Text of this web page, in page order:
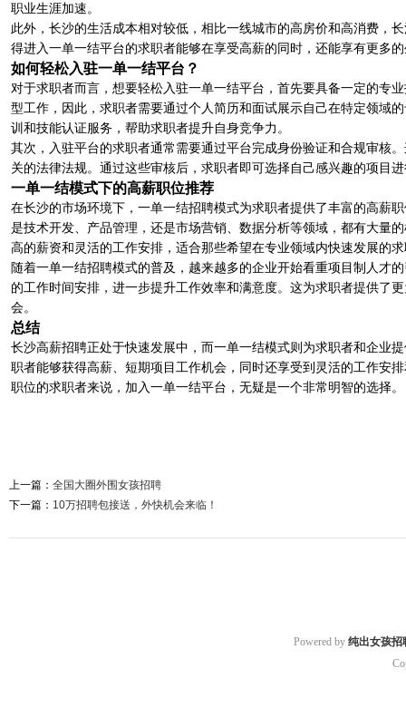
职业生涯加速。
此外，长沙的生活成本相对较低，相比一线城市的高房价和高消费，
得进入一单一结平台的求职者能够在享受高薪的同时，还能享有更多
如何轻松入驻一单一结平台？
对于求职者而言，想要轻松入驻一单一结平台，首先要具备一定的专
型工作，因此，求职者需要通过个人简历和面试展示自己在特定领域
训和技能认证服务，帮助求职者提升自身竞争力。
其次，入驻平台的求职者通常需要通过平台完成身份验证和合规审核
关的法律法规。通过这些审核后，求职者即可选择自己感兴趣的项目
一单一结模式下的高薪职位推荐
在长沙的市场环境下，一单一结招聘模式为求职者提供了丰富的高薪
是技术开发、产品管理，还是市场营销、数据分析等领域，都有大量
高的薪资和灵活的工作安排，适合那些希望在专业领域内快速发展的
随着一单一结招聘模式的普及，越来越多的企业开始看重项目制人才
的工作时间安排，进一步提升工作效率和满意度。这为求职者提供了
会。
总结
长沙高薪招聘正处于快速发展中，而一单一结模式则为求职者和企业
职者能够获得高薪、短期项目工作机会，同时还享受到灵活的工作安
职位的求职者来说，加入一单一结平台，无疑是一个非常明智的选择。
上一篇： 全国大圈外围女孩招聘
下一篇： 10万招聘包接送，外快机会来临！
Powered by 纯出女孩招